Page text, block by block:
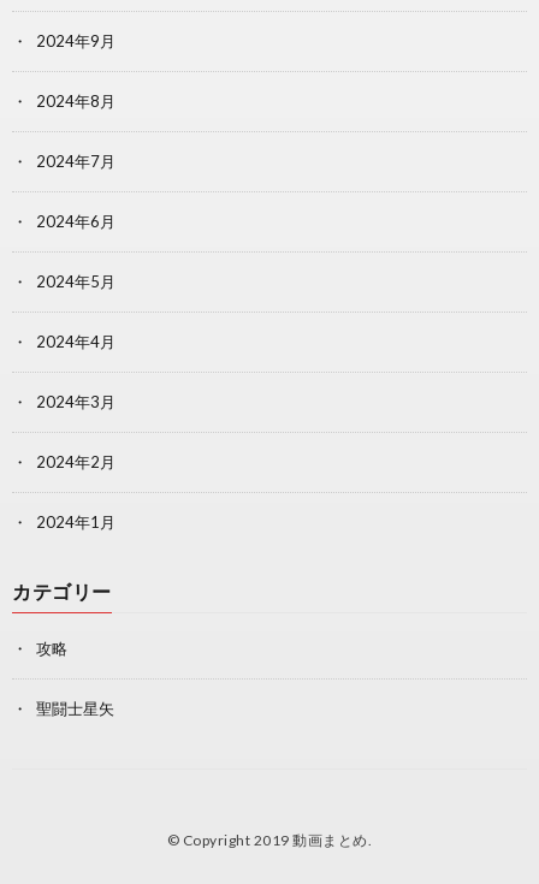
2024年9月
2024年8月
2024年7月
2024年6月
2024年5月
2024年4月
2024年3月
2024年2月
2024年1月
カテゴリー
攻略
聖闘士星矢
© Copyright 2019動画まとめ.